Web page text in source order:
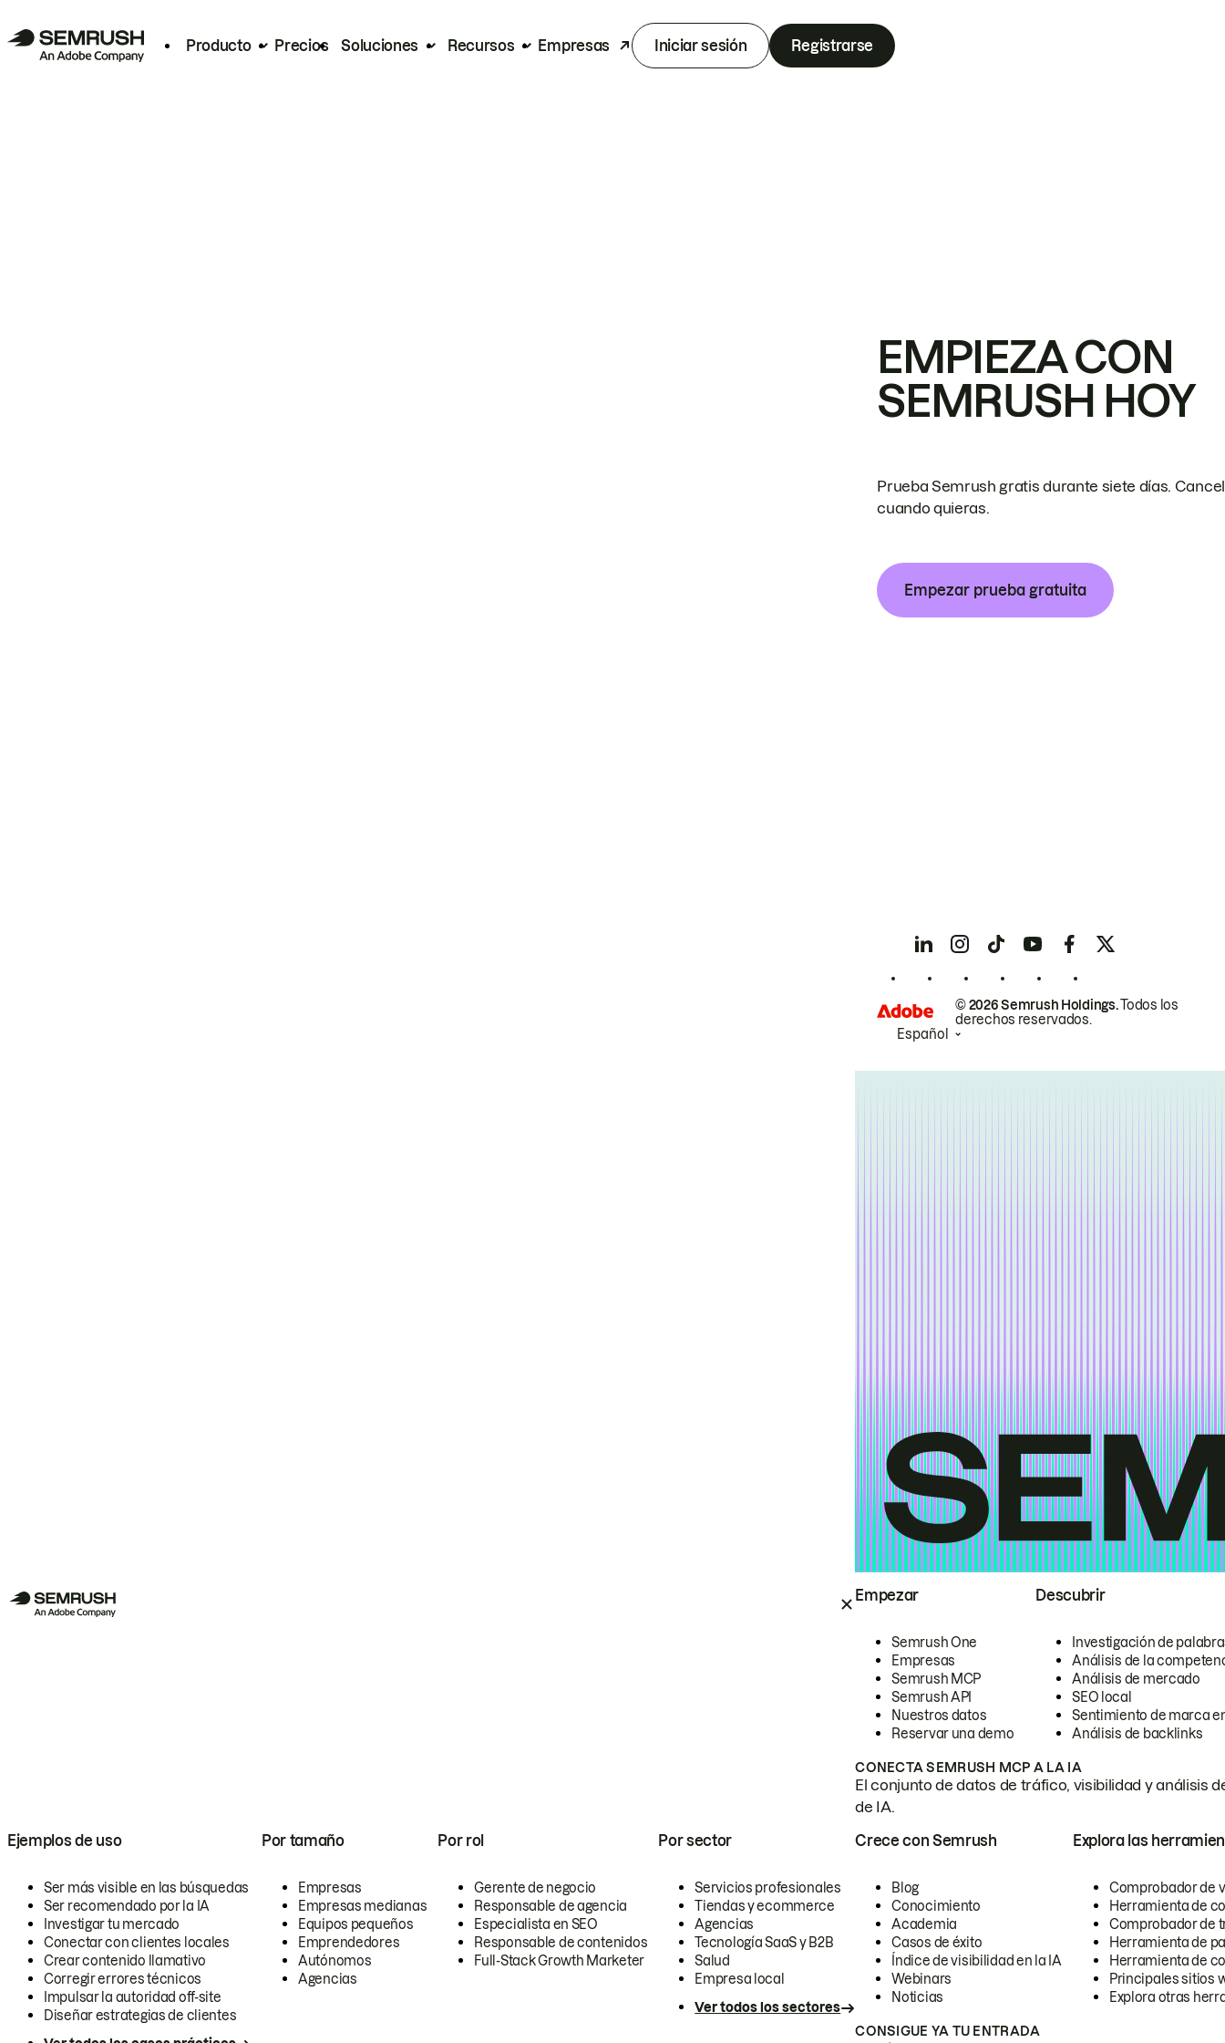
Producto Precios Soluciones Recursos Empresas Iniciar sesión Registrarse
Empezar
Semrush One
Empresas
Semrush MCP
Semrush API
Nuestros datos
Reservar una demo
Descubrir
Investigación de
Análisis de la
Análisis de mercado
SEO local
Sentimiento de marca
Análisis de backlinks
CONECTA SEMRUSH MCP A LA IA
El conjunto de datos de tráfico, visibilidad y análisis
de IA.
Ejemplos de uso
Ser más visible en las búsquedas
Ser recomendado por la IA
Investigar tu mercado
Conectar con clientes locales
Crear contenido llamativo
Corregir errores técnicos
Impulsar la autoridad off-site
Diseñar estrategias de clientes
Por tamaño
Empresas
Empresas medianas
Equipos pequeños
Emprendedores
Autónomos
Agencias
Por rol
Gerente de negocio
Responsable de agencia
Especialista en SEO
Responsable de contenidos
Full-Stack Growth Marketer
Por sector
Servicios profesionales
Tiendas y ecommerce
Agencias
Tecnología SaaS y B2B
Salud
Empresa local
Ver todos los sectores
Crece con Semrush
Blog
Conocimiento
Academia
Casos de éxito
Índice de visibilidad en la IA
Webinars
Noticias
Explora las
Comprobador de
Herramienta de
Comprobador de
Herramienta de
Herramienta de
Principales sitios
Explora otras
CONSIGUE YA TU ENTRADA
EMPIEZA CON
SEMRUSH HOY
Prueba Semrush gratis durante siete días.
cuando quieras.
Empezar prueba gratuita
© 2026 Semrush Holdings.Todos los
derechos reservados.
Español